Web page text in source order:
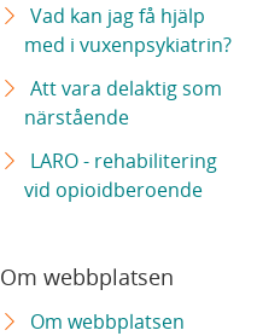
Vad kan jag få hjälp
med i vuxenpsykiatrin?
Att vara delaktig som
närstående
LARO - rehabilitering
vid opioidberoende
Om webbplatsen
Om webbplatsen